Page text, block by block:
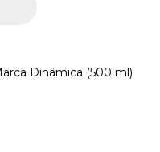
Dinâmica (500 ml)